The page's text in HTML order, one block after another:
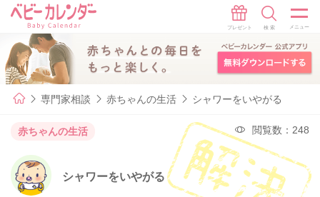
専門家相談 赤ちゃんの生活 シャワーをいやがる
赤ちゃんの生活 閲覧数：248
シャワーをいやがる